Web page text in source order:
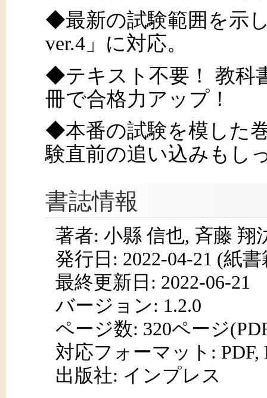
◆最新の試験範囲を示
ver.4」に対応。
◆テキスト不要！ 教科
冊で合格力アップ！
◆本番の試験を模した
験直前の追い込みもし
書誌情報
著者: 小縣 信也, 斉藤 翔
発行日: 2022-04-21 (紙書
最終更新日: 2022-06-21
バージョン: 1.2.0
ページ数: 320ページ
対応フォーマット: PDF,
出版社: インプレス